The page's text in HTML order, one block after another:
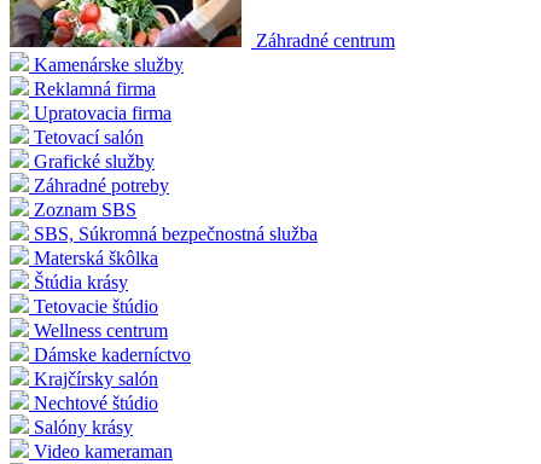
Záhradné centrum
Kamenárske služby
Reklamná firma
Upratovacia firma
Tetovací salón
Grafické služby
Záhradné potreby
Zoznam SBS
SBS, Súkromná bezpečnostná služba
Materská škôlka
Štúdia krásy
Tetovacie štúdio
Wellness centrum
Dámske kaderníctvo
Krajčírsky salón
Nechtové štúdio
Salóny krásy
Video kameraman